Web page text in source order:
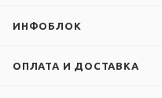
ИНФОБЛОК
ОПЛАТА И ДОСТАВКА